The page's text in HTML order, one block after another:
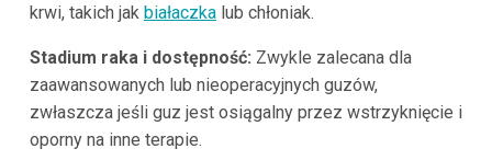
krwi, takich jak białaczkalub chłoniak.
Stadium raka i dostępność: Zwykle zalecana dla
zaawansowanych lub nieoperacyjnych guzów,
zwłaszcza jeśli guz jest osiągalny przez wstrzyknięcie i
oporny na inne terapie.